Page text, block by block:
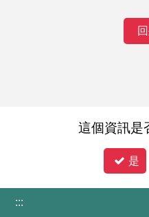
這個資訊是
是
:::